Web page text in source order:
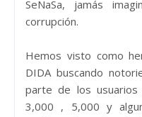
SeNaSa, jamás
corrupción.
Hemos visto como
DIDA buscando
parte de los
3,000 , 5,000 y